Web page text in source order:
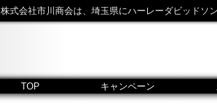
株式会社市川商会は、埼玉県にハーレーダビッドソ
TOP キャンペーン